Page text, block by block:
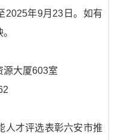
2025年9月23日。如有
源大厦603室
人才评选表彰六安市推